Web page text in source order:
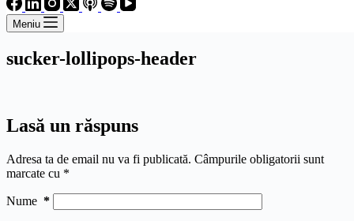
Meniu
sucker-lollipops-header
Lasă un răspuns
Adresa ta de email nu va fi publicată. Câmpurile obligatorii sunt
marcate cu *
Nume *